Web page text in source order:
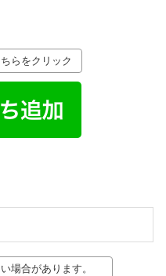
らをクリック
場合があります。